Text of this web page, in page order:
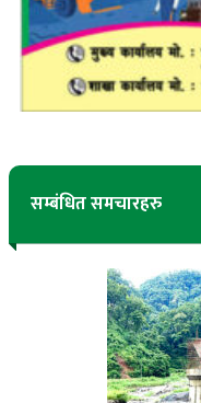
सम्बंधित समचारहरु